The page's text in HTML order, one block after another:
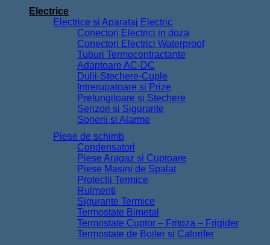
Electrice
Electrice si Aparataj Electric
Conectori Electrici in doza
Conectori Electrici Waterproof
Tuburi Termocontractante
Adaptoare AC-DC
Dulii-Stechere-Cuple
Intrerupatoare si Prize
Prelungitoare si Stechere
Senzori si Sigurante
Sonerii si Alarme
Piese de schimb
Condensatori
Piese Aragaz si Cuptoare
Piese Masini de Spalat
Protectii Termice
Rulmenti
Sigurante Termice
Termostate Bimetal
Termostate Cuptor – Fritoza – Frigider
Termostate de Boiler si Calorifer